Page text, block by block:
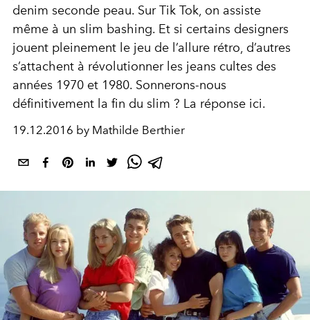
denim seconde peau. Sur Tik Tok, on assiste
même à un slim bashing. Et si certains designers
jouent pleinement le jeu de l’allure rétro, d’autres
s’attachent à révolutionner les jeans cultes des
années 1970 et 1980. Sonnerons-nous
définitivement la fin du slim ? La réponse ici.
19.12.2016 by Mathilde Berthier